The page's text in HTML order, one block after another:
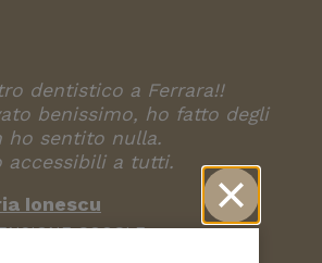
dentistico a Ferrara!!
benissimo, ho fatto degli
ho sentito nulla.
accessibili a tutti.
Ionescu
GOOGLE